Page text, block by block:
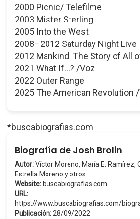
2000 Picnic/ Telefilme
2003 Mister Sterling
2005 Into the West
2008–2012 Saturday Night Live
2012 Mankind: The Story of All
2021 What If...? /Voz
2022 Outer Range
2025 The American Revolution
*buscabiografias.com
Biografía de Josh Brolin
Autor:Víctor Moreno, María E. Ramírez,
Estrella Moreno y otros
Website: buscabiografias.com
URL:
https://www.buscabiografias.com/
Publicación: 28/09/2022